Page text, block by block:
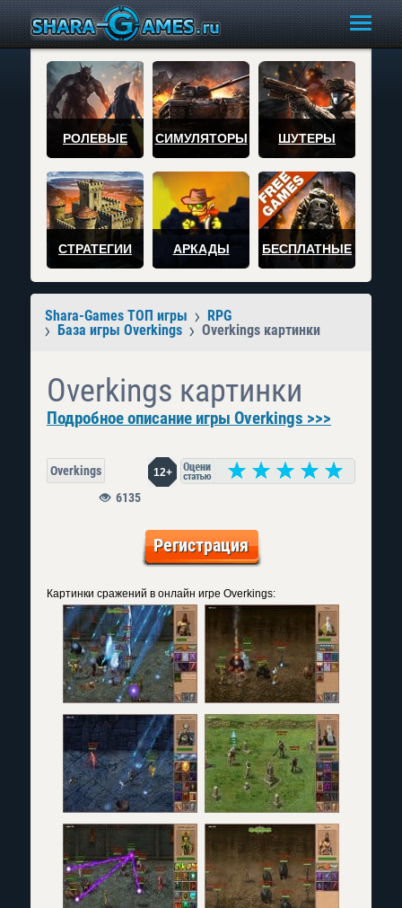
РОЛЕВЫЕ СИМУЛЯТОРЫ ШУТЕРЫ
СТРАТЕГИИ АРКАДЫ БЕСПЛАТНЫЕ
Shara-Games ТОП игры
RPG
База игры Overkings
Overkings картинки
Overkings картинки
Подробное описание игры Overkings >>>
Overkings 12+
6135
Регистрация
Картинки сражений в онлайн игре Overkings: